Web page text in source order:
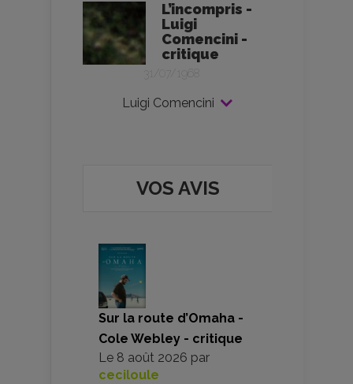
L’incompris -
Luigi
Comencini -
critique
31/07/1968
Luigi Comencini
VOS AVIS
Sur la route d’Omaha -
Cole Webley - critique
Le 8 août 2026 par
ceciloule